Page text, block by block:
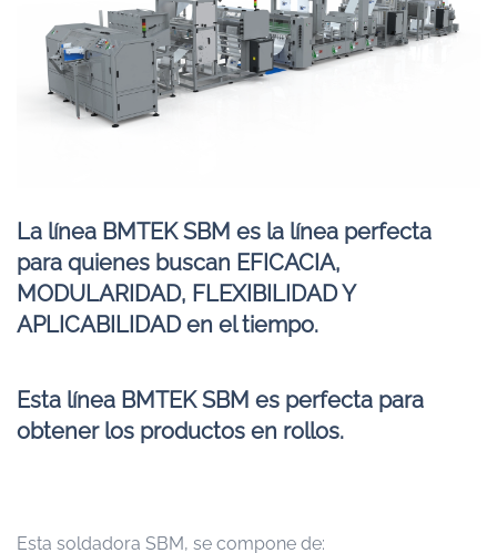
La línea BMTEK SBM es la línea perfecta
para quienes buscan EFICACIA,
MODULARIDAD, FLEXIBILIDAD Y
APLICABILIDAD en el tiempo.
Esta línea BMTEK SBM es perfecta para
obtener los productos en rollos.
Esta soldadora SBM, se compone de: